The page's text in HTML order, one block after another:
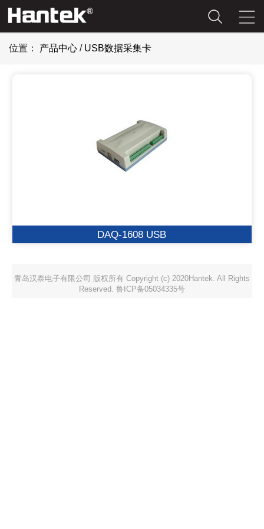
位置： 产品中心 / USB数据采集卡
DAQ-1608 USB
青岛汉泰电子有限公司 版权所有 Copyright (c) 2020Hantek. All Rights
Reserved. 鲁ICP备05034335号